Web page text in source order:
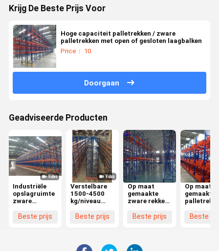
Krijg De Beste Prijs Voor
Hoge capaciteit palletrekken / zware
palletrekken met open of gesloten laagbalken
Price： 10
Doorgaan
Geadviseerde Producten
Industriële
opslagruimte
zware
2000 kg
Beste prijs
Verstelbare
1500-4500
kg/niveau
palletplanken
Beste prijs
Op maat
gemaakte
zware rekken
pakhuizen
Beste prijs
Op maat
gemaakte
pakhuizen
Beste